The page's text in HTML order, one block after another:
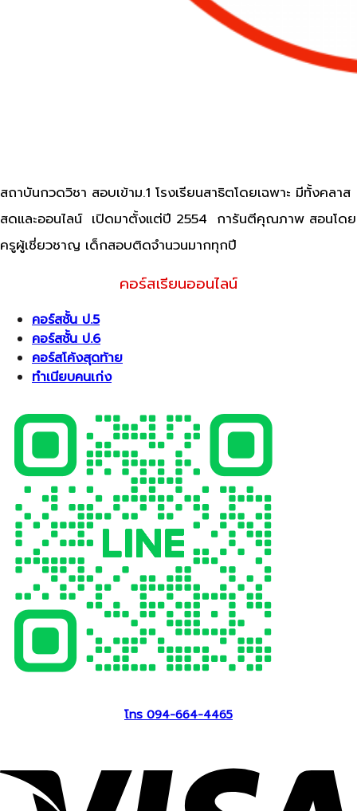
สถาบันกวดวิชา สอบเข้าม.1 โรงเรียนสาธิตโดยเฉพาะ มีทั้งคลาส
สดและออนไลน์ เปิดมาตั้งแต่ปี 2554 การันตีคุณภาพ สอนโดย
ครูผู้เชี่ยวชาญ เด็กสอบติดจำนวนมากทุกปี
คอร์สเรียนออนไลน์
คอร์สชั้น ป.5
คอร์สชั้น ป.6
คอร์สโค้งสุดท้าย
ทำเนียบคนเก่ง
โทร 094-664-4465